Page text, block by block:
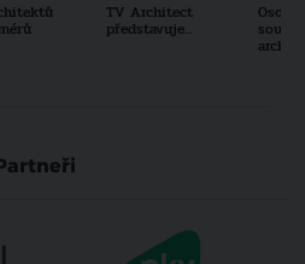
TV Architect
představuje...